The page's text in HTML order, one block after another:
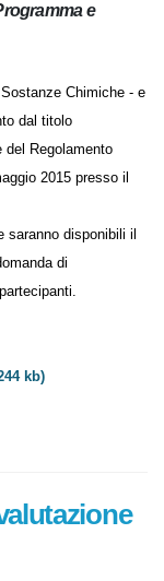
e
Chimiche - e
dal titolo
del Regolamento
2015 presso il
disponibili il
di
kb)